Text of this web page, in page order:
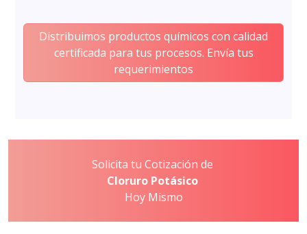
Distribuimos productos químicos con calidad
certificada para tus procesos. Envía tus
requerimientos
Solicita tu Cotización de
Cloruro Potásico
Hoy Mismo